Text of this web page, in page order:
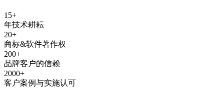
15+
年技术耕耘
20+
商标&软件著作权
200+
品牌客户的信赖
2000+
客户案例与实施认可